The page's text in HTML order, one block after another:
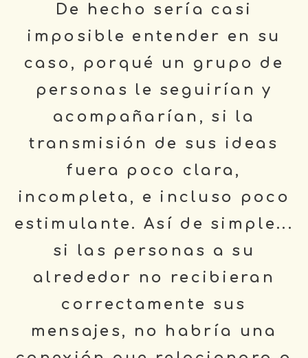
De hecho sería casi
imposible entender en su
caso, porqué un grupo de
personas le seguirían y
acompañarían, si la
transmisión de sus ideas
fuera poco clara,
incompleta, e incluso poco
estimulante. Así de simple...
si las personas a su
alrededor no recibieran
correctamente sus
mensajes, no habría una